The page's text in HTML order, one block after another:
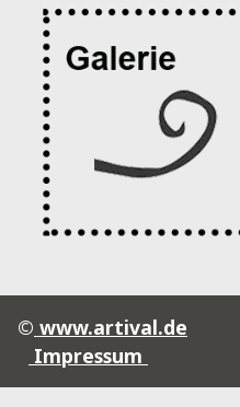
© www.artival.de
Impressum